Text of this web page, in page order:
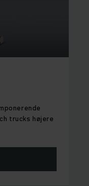
trucks højere